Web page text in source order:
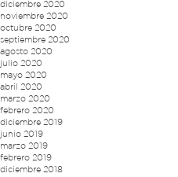
diciembre 2020
noviembre 2020
octubre 2020
septiembre 2020
agosto 2020
julio 2020
mayo 2020
abril 2020
marzo 2020
febrero 2020
diciembre 2019
junio 2019
marzo 2019
febrero 2019
diciembre 2018